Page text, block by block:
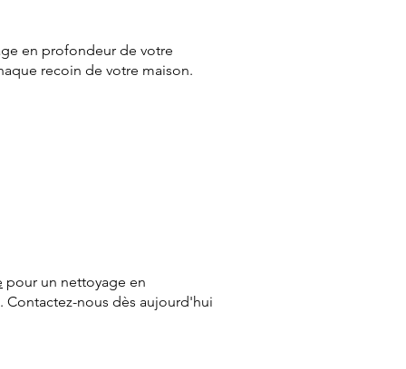
en profondeur de votre
recoin de votre maison.
pour un nettoyage en
Contactez-nous dès aujourd'hui